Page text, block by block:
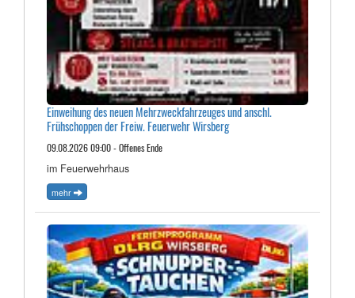
Einweihung des neuen Mehrzweckfahrzeuges und anschl.
Frühschoppen der Freiw. Feuerwehr Wirsberg
09.08.2026 09:00 - Offenes Ende
im Feuerwehrhaus
mehr